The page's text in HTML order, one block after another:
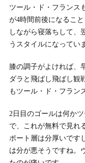
ツール・ド・フランス
が4時間前後になるこ
しながら寝落ちして、
うスタイルになってい
膝の調子がよければ、
ダラと飛ばし飛ばし観
もツール・ド・フラン
2日目のゴールは何か
で、これが無料で見れ
ポート層は分厚いです
は分が悪そうですね。